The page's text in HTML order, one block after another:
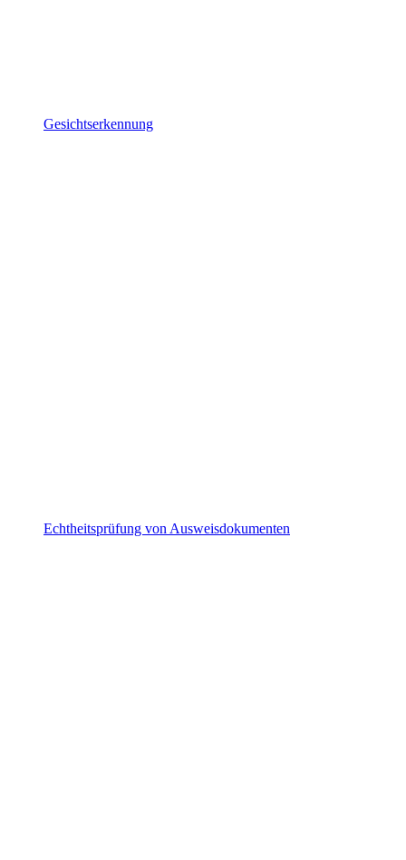
Gesichtserkennung
Echtheitsprüfung von Ausweisdokumenten